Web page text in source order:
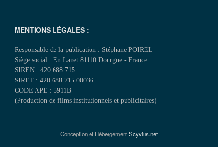
MENTIONS LÉGALES :
Responsable de la publication : Stéphane POIREL
Siège social : En Lanet 81110 Dourgne - France
SIREN : 420 688 715
SIRET : 420 688 715 00036
CODE APE : 5911B
(Production de films institutionnels et publicitaires)
Conception et HébergementScyvius.net